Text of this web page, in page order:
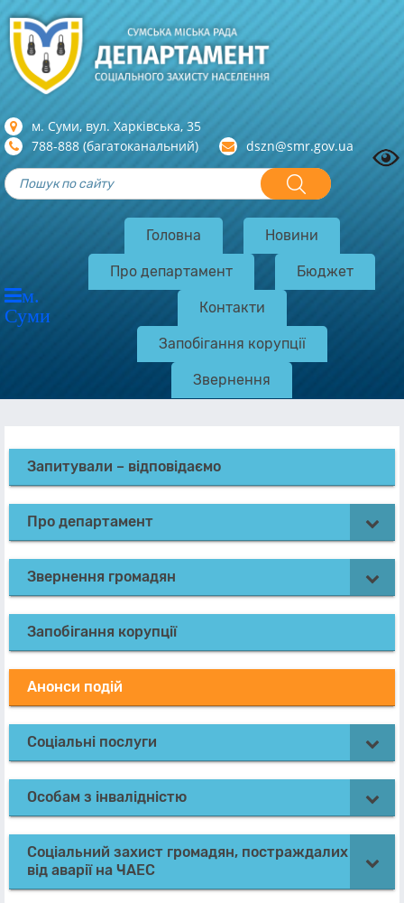
м. Суми, вул. Харкiвська, 35
788-888 (багатоканальний)
dszn@smr.gov.ua
м.
Суми
Головна Новини
Про департамент Бюджет
Контакти
Запобігання корупції
Звернення
Запитували – відповідаємо
Про департамент
Звернення громадян
Запобігання корупції
Анонси подій
Соціальні послуги
Особам з інвалідністю
Соціальний захист громадян, постраждалих
від аварії на ЧАЕС